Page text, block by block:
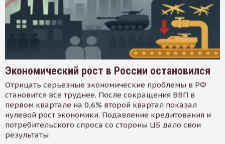
Экономический рост в России остановился
Отрицать серьезные экономические проблемы в РФ
становится все труднее. После сокращения ВВП в
первом квартале на 0,6% второй квартал показал
нулевой рост экономики. Подавление кредитования и
потребительского спроса со стороны ЦБ дало свои
результаты